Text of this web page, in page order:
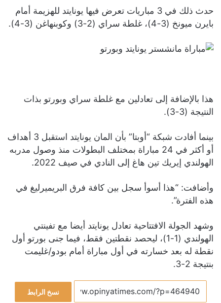
حدث ذلك في 3 مباريات تعرض فيها يونايتد للهزيمة أمام
بايرن ميونخ (3-4)، غلطة سراي (2-3) وكوبنهاغن (3-4).
هذا بالإضافة إلى تعادلين مع غلطة سراي وبورتو بذات
النتيجة (3-3).
بينما أفادت شبكة “أوبتا” بأن المان يونايتد استقبل 3 أهداف
أو أكثر في 24 مباراة بمختلف البطولات منذ وصول مدربه
الهولندي إيريك تين هاغ إلى النادي في صيف 2022.
وأضافت: “هذا أسوأ سجل بين كافة فرق البريميرليغ في
هذه الفترة”.
وشهد الجولة الافتتاحية تعادل يونايتد أيضا مع تفينتي
الهولندي (1-1)، ليحصد نقطتين فقط، فيما جنى بورتو أول
نقطة له بعد خسارته في أول مباراة أمام بودو/غليمت
بنتيجة 2-3.
نسخ الرابط